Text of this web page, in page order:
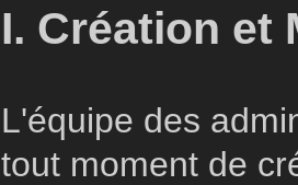
I. Création et
L'équipe des
tout moment de